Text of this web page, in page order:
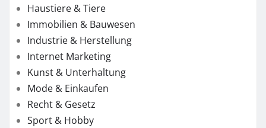
Haustiere & Tiere
Immobilien & Bauwesen
Industrie & Herstellung
Internet Marketing
Kunst & Unterhaltung
Mode & Einkaufen
Recht & Gesetz
Sport & Hobby